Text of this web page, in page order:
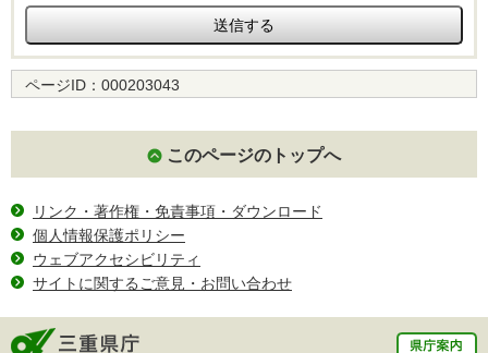
ページID： 000203043
このページのトップへ
リンク・著作権・免責事項・ダウンロード
個人情報保護ポリシー
ウェブアクセシビリティ
サイトに関するご意見・お問い合わせ